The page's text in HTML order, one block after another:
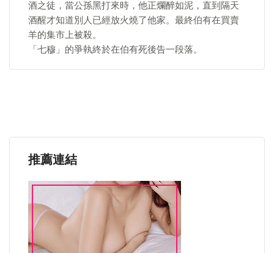
酒之徒，當公孫黑打來時，他正爛醉如泥，直到隔天
酒醒才知道別人已經放火燒了他家。最終伯有在買賣
羊的集市上被殺。
「七穆」的爭執終於在伯有死後告一段落。
推薦連結